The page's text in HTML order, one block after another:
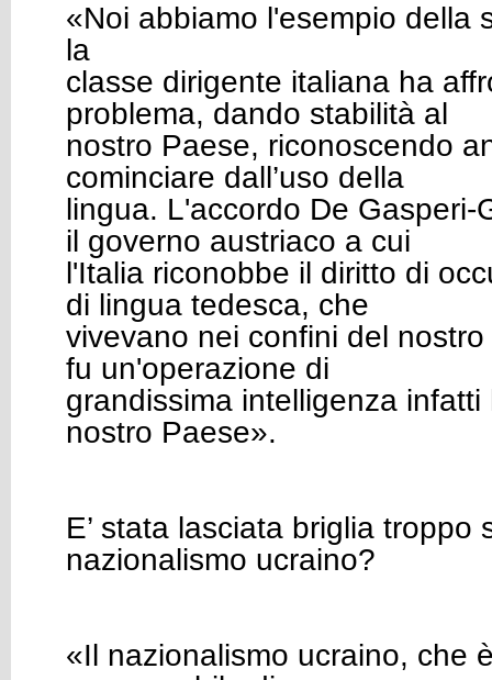
«Noi abbiamo l'esempio della
la
classe dirigente italiana ha
problema, dando stabilità al
nostro Paese, riconoscendo
cominciare dall’uso della
lingua. L'accordo De Gasperi-
il governo austriaco a cui
l'Italia riconobbe il diritto di
di lingua tedesca, che
vivevano nei confini del
fu un'operazione di
grandissima intelligenza
nostro Paese».
E’ stata lasciata briglia troppo
nazionalismo ucraino?
«Il nazionalismo ucraino, che